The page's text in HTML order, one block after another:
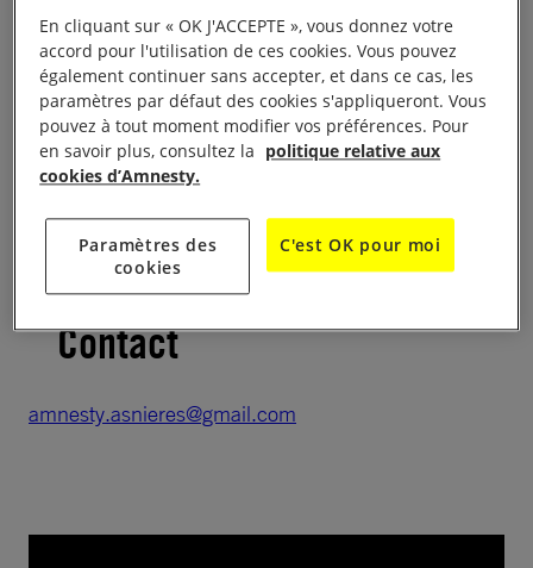
du Bournard.
Le débat se fera en présence de Didier Michal,
Coordinateur Thaïlande-Myanmar d’AIF.
Une table sera tenue par le groupe local, comme
signatures pour la pétition en ligne sur les
Rohingyas).
Contact
amnesty.asnieres@gmail.com
En cliquant sur « OK J'ACCEPTE », vous donnez votre
accord pour l'utilisation de ces cookies. Vous pouvez
également continuer sans accepter, et dans ce cas, les
paramètres par défaut des cookies s'appliqueront. Vous
pouvez à tout moment modifier vos préférences. Pour
en savoir plus, consultez la politique relative aux
cookies d’Amnesty.
Paramètres des
cookies
C'est OK pour moi